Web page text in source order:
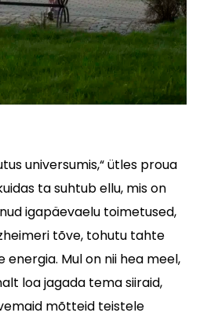
universumis,“ ütles proua
ta suhtub ellu, mis on
igapäevaelu toimetused,
tõve, tohutu tahte
energia. Mul on nii hea meel,
loa jagada tema siiraid,
mõtteid teistele